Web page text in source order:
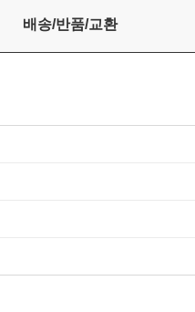
배송/반품/교환